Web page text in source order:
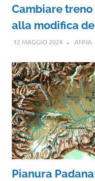
Cambiare
alla modifica
12 MAGGIO 2024 ANNA
Pianura